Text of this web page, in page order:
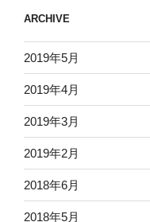
ARCHIVE
2019年5月
2019年4月
2019年3月
2019年2月
2018年6月
2018年5月